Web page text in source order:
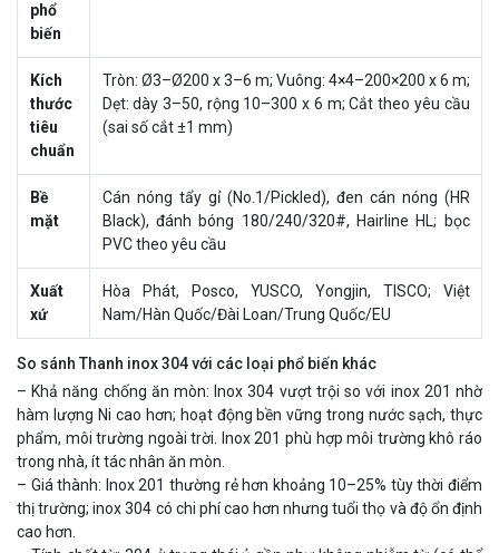
phổ
biến
Kích
thước
tiêu
chuẩn
Tròn: Ø3–Ø200 x 3–6 m; Vuông: 4×4–200×200 x 6 m;
Dẹt: dày 3–50, rộng 10–300 x 6 m; Cắt theo yêu cầu
(sai số cắt ±1 mm)
Bề
mặt
Cán nóng tẩy gỉ (No.1/Pickled), đen cán nóng (HR
Black), đánh bóng 180/240/320#, Hairline HL; bọc
PVC theo yêu cầu
Xuất
xứ
Hòa Phát, Posco, YUSCO, Yongjin, TISCO; Việt
Nam/Hàn Quốc/Đài Loan/Trung Quốc/EU
So sánh Thanh inox 304 với các loại phổ biến khác
– Khả năng chống ăn mòn: Inox 304 vượt trội so với inox 201 nhờ
hàm lượng Ni cao hơn; hoạt động bền vững trong nước sạch, thực
phẩm, môi trường ngoài trời. Inox 201 phù hợp môi trường khô ráo
trong nhà, ít tác nhân ăn mòn.
– Giá thành: Inox 201 thường rẻ hơn khoảng 10–25% tùy thời điểm
thị trường; inox 304 có chi phí cao hơn nhưng tuổi thọ và độ ổn định
cao hơn.